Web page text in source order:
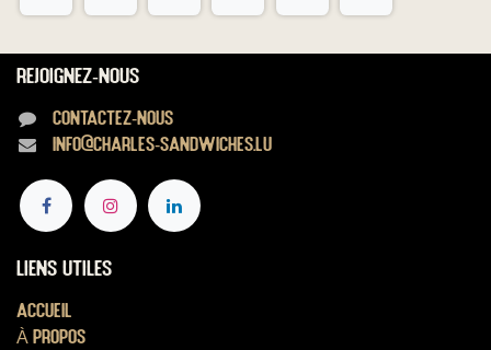
Rejoignez-nous
Contactez-nous
info@charles-sandwiches.lu
Liens utiles
Accueil
À propos